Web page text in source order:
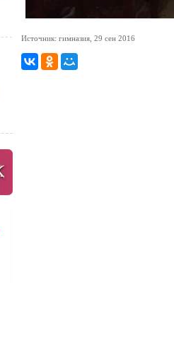
Источник: гимназия, 29 сен 2016